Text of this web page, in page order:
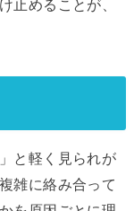
止めることが、
と軽く見られが
雑に絡み合って